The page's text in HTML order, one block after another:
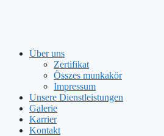
Über uns
Zertifikat
Összes munkakör
Impressum
Unsere Dienstleistungen
Galerie
Karrier
Kontakt